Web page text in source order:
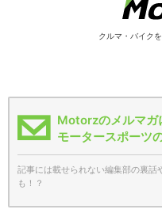
クルマ・バイク
Motorzのメルマガ
モータースポーツ
記事には載せられない編集部の裏
も！？